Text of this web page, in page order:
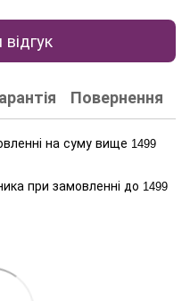
Повернення
на суму вище 1499
при замовленні до 1499